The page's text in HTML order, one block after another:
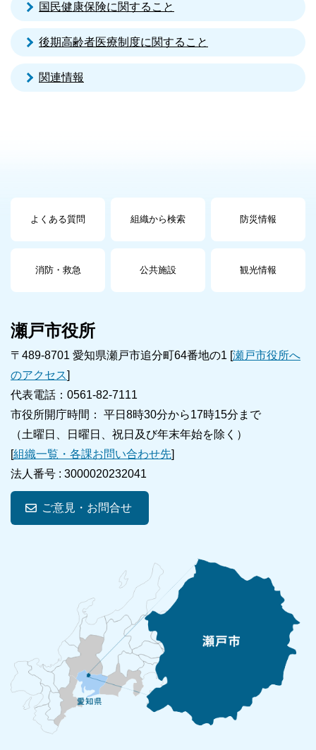
国民健康保険に関すること
後期高齢者医療制度に関すること
関連情報
よくある質問 組織から検索 防災情報
消防・救急 公共施設 観光情報
瀬戸市役所
〒489-8701 愛知県瀬戸市追分町64番地の1 [瀬戸市役所へ
のアクセス]
代表電話：0561-82-7111
市役所開庁時間： 平日8時30分から17時15分まで
（土曜日、日曜日、祝日及び年末年始を除く）
[組織一覧・各課お問い合わせ先]
法人番号 : 3000020232041
ご意見・お問合せ